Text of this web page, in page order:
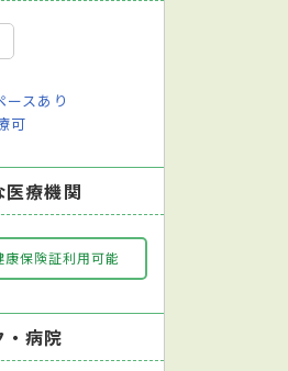
ースあり
可
医療機関
保険証利用可能
・病院